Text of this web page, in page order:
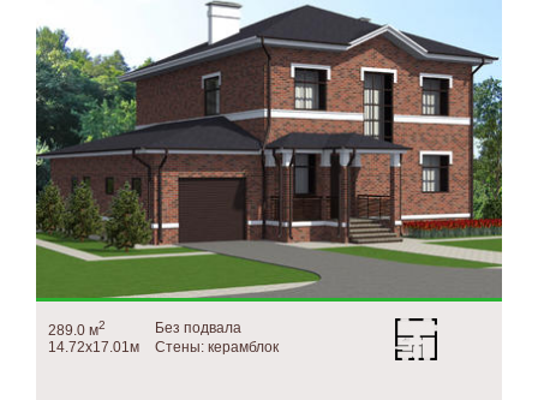
289.0 м2
14.72х17.01м
Без подвала
Стены: керамблок